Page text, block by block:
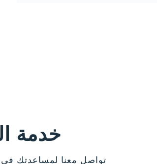
خدمة
تواصل معنا لمساعدتك في